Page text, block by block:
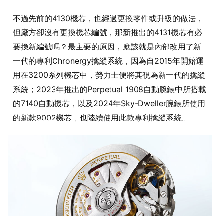
不過先前的4130機芯，也經過更換零件或升級的做法，
但廠方卻沒有更換機芯編號，那新推出的4131機芯有必
要換新編號嗎？最主要的原因，應該就是內部改用了新
一代的專利Chronergy擒縱系統，因為自2015年開始運
用在3200系列機芯中，勞力士便將其視為新一代的擒縱
系統；2023年推出的Perpetual 1908自動腕錶中所搭載
的7140自動機芯，以及2024年Sky-Dweller腕錶所使用
的新款9002機芯，也陸續使用此款專利擒縱系統。